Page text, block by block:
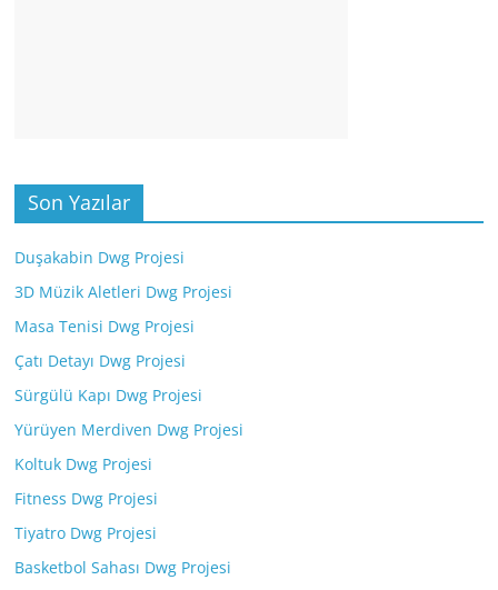
Son Yazılar
Duşakabin Dwg Projesi
3D Müzik Aletleri Dwg Projesi
Masa Tenisi Dwg Projesi
Çatı Detayı Dwg Projesi
Sürgülü Kapı Dwg Projesi
Yürüyen Merdiven Dwg Projesi
Koltuk Dwg Projesi
Fitness Dwg Projesi
Tiyatro Dwg Projesi
Basketbol Sahası Dwg Projesi